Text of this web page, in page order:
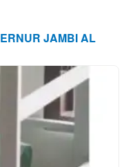
JAMBI AL